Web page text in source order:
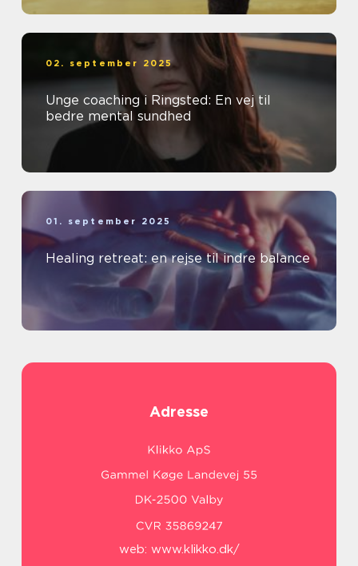
02. september 2025
Unge coaching i Ringsted: En vej til
bedre mental sundhed
01. september 2025
Healing retreat: en rejse til indre balance
Adresse
web: www.klikko.dk/